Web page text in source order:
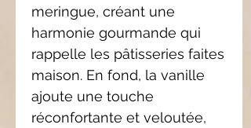
meringue, créant une
harmonie gourmande qui
rappelle les pâtisseries faites
maison. En fond, la vanille
ajoute une touche
réconfortante et veloutée,